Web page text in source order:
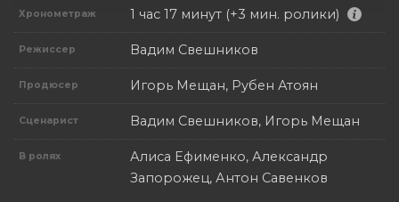
Хронометраж 1 час 17 минут (+3 мин. ролики)
Режиссер Вадим Свешников
Продюсер Игорь Мещан, Рубен Атоян
Сценарист Вадим Свешников, Игорь Мещан
В ролях
Алиса Ефименко, Александр
Запорожец, Антон Савенков